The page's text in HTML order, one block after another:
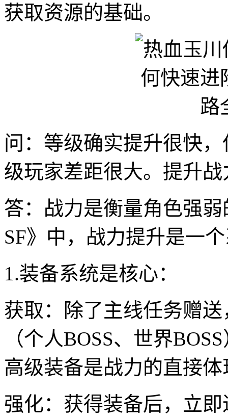
获取资源的基础。
问：等级确实提升很快
级玩家差距很大。提升
答：战力是衡量角色强
SF》中，战力提升是一
1.装备系统是核心：
获取：除了主线任务赠
（个人BOSS、世界
高级装备是战力的直接体
强化：获得装备后，立